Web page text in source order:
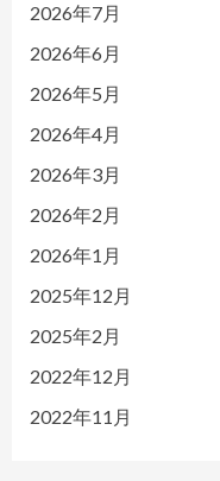
2026年7月
2026年6月
2026年5月
2026年4月
2026年3月
2026年2月
2026年1月
2025年12月
2025年2月
2022年12月
2022年11月